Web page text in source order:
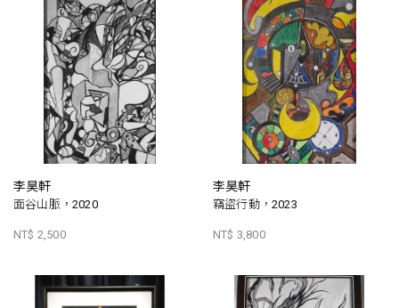
李昊軒
面谷山脈，2020
NT$ 2,500
李昊軒
竊盜行動，2023
NT$ 3,800